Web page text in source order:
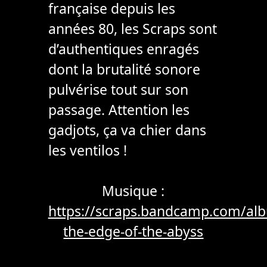
française depuis les
années 80, les Scraps sont
d’authentiques enragés
dont la brutalité sonore
pulvérise tout sur son
passage. Attention les
gadjots, ça va chier dans
les ventilos !
Musique :
https://scraps.bandcamp.com/
the-edge-of-the-abyss